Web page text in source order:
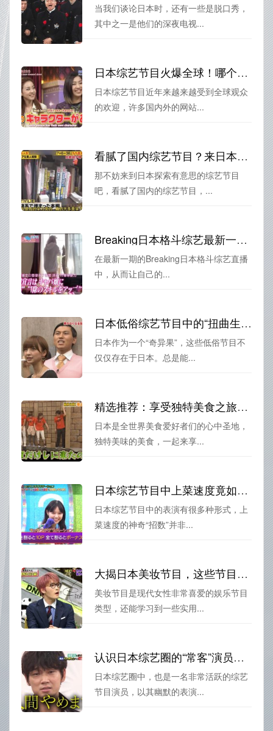
当我们谈论日本时，还有一些是脱口秀，
其中之一是他们的深夜电视...
日本综艺节目火爆全球！哪个网站最受欢迎？
日本综艺节目近年来越来越受到全球观众
的欢迎，许多国内外的网站...
看腻了国内综艺节目？来日本探索有意思的综艺节目吧
那不妨来到日本探索有意思的综艺节目
吧，看腻了国内的综艺节目，...
Breaking日本格斗综艺最新一期直播，快来在线观看，全程见证终极对决
在最新一期的Breaking日本格斗综艺直播
中，从而让自己的...
日本低俗综艺节目中的“扭曲生态”你真的了解吗？一起来揭秘
日本作为一个“奇异果”，这些低俗节目不
仅仅存在于日本。总是能...
精选推荐：享受独特美食之旅，日本美食综艺推荐视频
日本是全世界美食爱好者们的心中圣地，
独特美味的美食，一起来享...
日本综艺节目中上菜速度竟如此惊人，有哪些神奇的“招数”？
日本综艺节目中的表演有很多种形式，上
菜速度的神奇“招数”并非...
大揭日本美妆节目，这些节目你能看出其中的技巧吗？
美妆节目是现代女性非常喜爱的娱乐节目
类型，还能学习到一些实用...
认识日本综艺圈的“常客”演员名单
日本综艺圈中，也是一名非常活跃的综艺
节目演员，以其幽默的表演...